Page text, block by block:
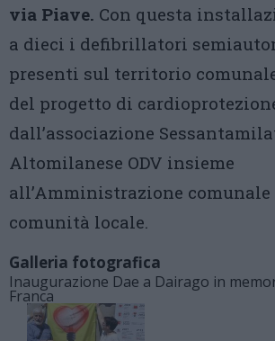
via Piave. Con questa
a dieci i defibrillatori
presenti sul territorio
del progetto di
dall’associazione
Altomilanese ODV insieme
all’Amministrazione comunale
comunità locale.
Galleria fotografica
Inaugurazione Dae a Dairago in
Franca